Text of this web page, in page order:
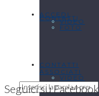
ACCEDI
CONTATTI
CONTATTI
VIDEO
ASSOCIATI
FOTO
VIDEO
Seguici su Facebook